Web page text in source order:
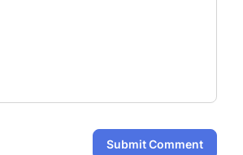
Submit Comment